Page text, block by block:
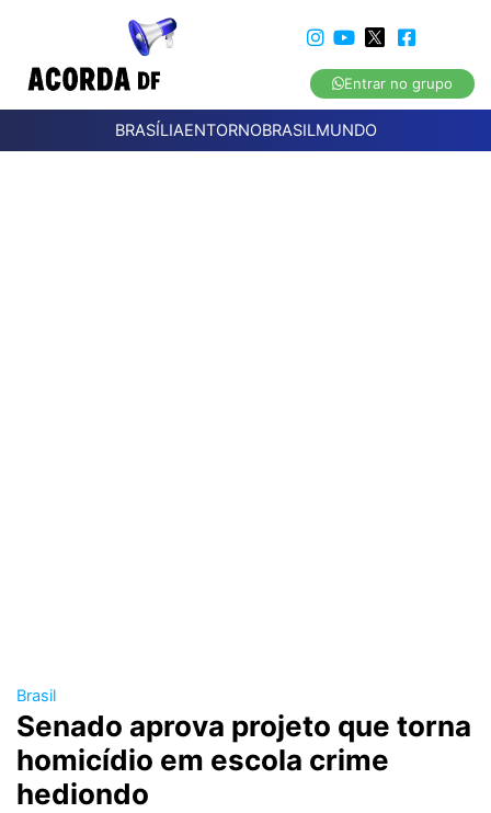
Entrar no grupo
BRASÍLIAENTORNOBRASILMUNDO
Brasil
Senado aprova projeto que torna
homicídio em escola crime
hediondo